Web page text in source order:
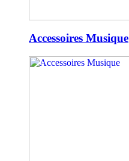
Accessoires Musique